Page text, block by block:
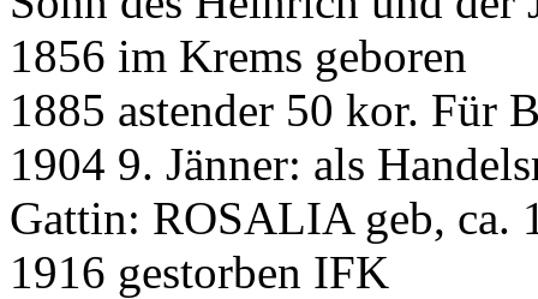
1856 im Krems geboren
1885 astender 50 kor. Für
1904 9. Jänner: als
Gattin: ROSALIA geb, ca.
1916 gestorben IFK